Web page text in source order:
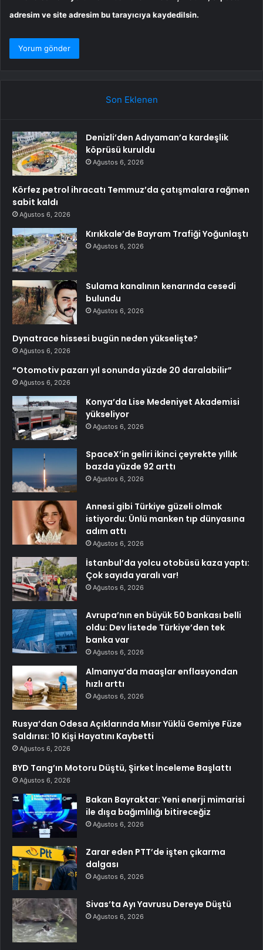
adresim ve site adresim bu tarayıcıya kaydedilsin.
Son Eklenen
Denizli’den Adıyaman’a kardeşlik
köprüsü kuruldu
Ağustos 6, 2026
Körfez petrol ihracatı Temmuz’da çatışmalara rağmen
sabit kaldı
Ağustos 6, 2026
Kırıkkale’de Bayram Trafiği Yoğunlaştı
Ağustos 6, 2026
Sulama kanalının kenarında cesedi
bulundu
Ağustos 6, 2026
Dynatrace hissesi bugün neden yükselişte?
Ağustos 6, 2026
“Otomotiv pazarı yıl sonunda yüzde 20 daralabilir”
Ağustos 6, 2026
Konya’da Lise Medeniyet Akademisi
yükseliyor
Ağustos 6, 2026
SpaceX’in geliri ikinci çeyrekte yıllık
bazda yüzde 92 arttı
Ağustos 6, 2026
Annesi gibi Türkiye güzeli olmak
istiyordu: Ünlü manken tıp dünyasına
adım attı
Ağustos 6, 2026
İstanbul’da yolcu otobüsü kaza yaptı:
Çok sayıda yaralı var!
Ağustos 6, 2026
Avrupa’nın en büyük 50 bankası belli
oldu: Dev listede Türkiye’den tek
banka var
Ağustos 6, 2026
Almanya’da maaşlar enflasyondan
hızlı arttı
Ağustos 6, 2026
Rusya’dan Odesa Açıklarında Mısır Yüklü Gemiye Füze
Saldırısı: 10 Kişi Hayatını Kaybetti
Ağustos 6, 2026
BYD Tang’ın Motoru Düştü, Şirket İnceleme Başlattı
Ağustos 6, 2026
Bakan Bayraktar: Yeni enerji mimarisi
ile dışa bağımlılığı bitireceğiz
Ağustos 6, 2026
Zarar eden PTT’de işten çıkarma
dalgası
Ağustos 6, 2026
Sivas’ta Ayı Yavrusu Dereye Düştü
Ağustos 6, 2026